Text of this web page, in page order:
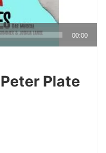
00:00
Plate